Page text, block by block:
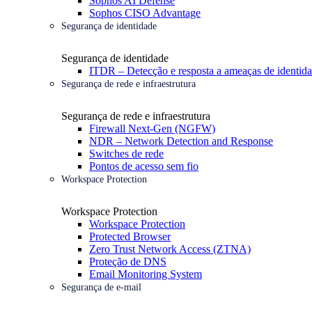
Sophos CISO Advantage
Segurança de identidade
Segurança de identidade
ITDR – Detecção e resposta a ameaças de
Segurança de rede e infraestrutura
Segurança de rede e infraestrutura
Firewall Next-Gen (NGFW)
NDR – Network Detection and Response
Switches de rede
Pontos de acesso sem fio
Workspace Protection
Workspace Protection
Workspace Protection
Protected Browser
Zero Trust Network Access (ZTNA)
Proteção de DNS
Email Monitoring System
Segurança de e-mail